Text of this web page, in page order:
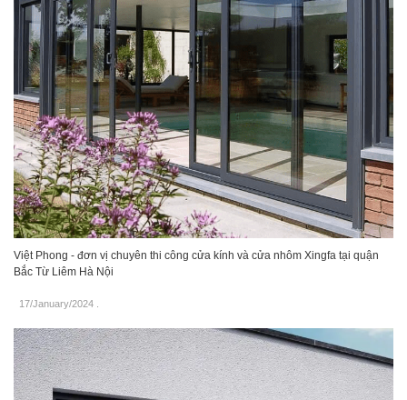
Việt Phong - đơn vị chuyên thi công cửa kính và cửa nhôm Xingfa tại quận
Bắc Từ Liêm Hà Nội
17/January/2024